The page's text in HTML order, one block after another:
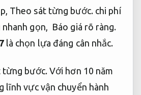
Theo sát từng bước. chi phí
gọn, Báo giá rõ ràng.
là chọn lựa đáng cân nhắc.
từng bước.Với hơn 10 năm
lĩnh vực vận chuyển hành